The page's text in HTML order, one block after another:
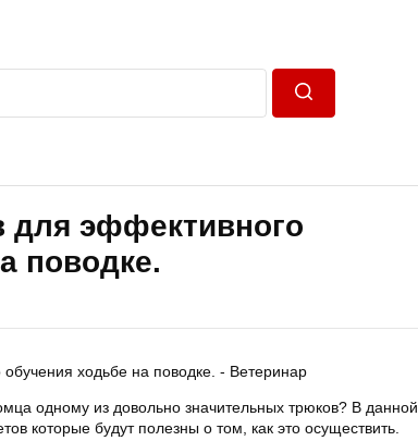
для эффективного
поводке.
одному из довольно значительных трюков? В данной
которые будут полезны о том, как это осуществить.